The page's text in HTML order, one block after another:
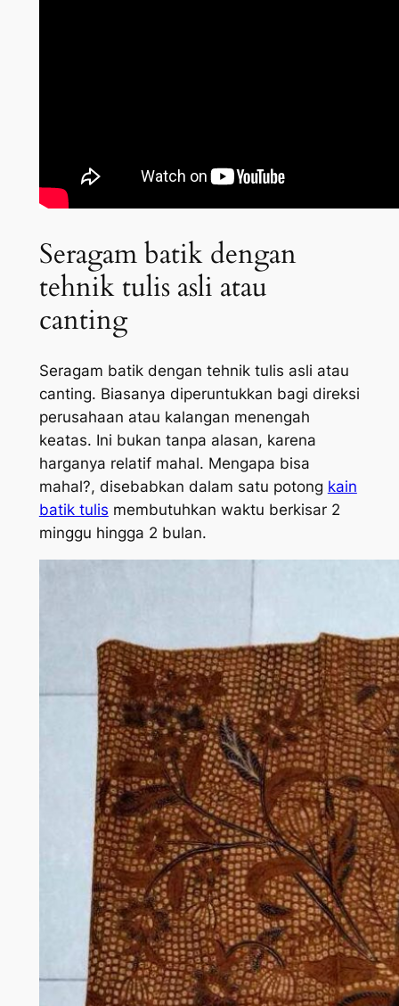
Seragam batik dengan
tehnik tulis asli atau
canting
Seragam batik dengan tehnik tulis asli atau
canting. Biasanya diperuntukkan bagi direksi
perusahaan atau kalangan menengah
keatas. Ini bukan tanpa alasan, karena
harganya relatif mahal. Mengapa bisa
mahal?, disebabkan dalam satu potong kain
batik tulis membutuhkan waktu berkisar 2
minggu hingga 2 bulan.